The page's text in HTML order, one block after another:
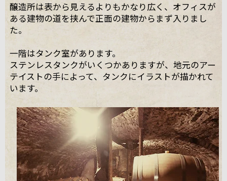
醸造所は表から見えるよりもかなり広く、オフィスが
ある建物の道を挟んで正面の建物からまず入りまし
た。
一階はタンク室があります。
ステンレスタンクがいくつかありますが、地元のアー
テイストの手によって、タンクにイラストが描かれて
います。